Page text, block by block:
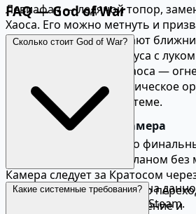
Левиафан — ледяной топор,
Хаоса. Его можно метнуть и
молот Тора. Бои сочетают
топора и помощь Атреуса с
открываются Клинки Хаоса —
прошлого Кратоса. Руническое
добавляют глубину системе.
Одна непрерывная камера
Вся игра — от начала до
одним непрерывным планом без
Камера следует за Кратосом
исследование без единого
беспрецедентное погружение и
FAQ — God of War
Сколько стоит God of War?
Актуальная цена указана на
Участвует в распродажах Steam.
Какие системные требования?